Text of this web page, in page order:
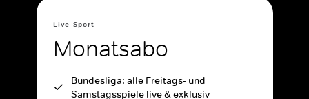
Live-Sport
Monatsabo
Bundesliga: alle Freitags- und
Samstagsspiele live & exklusiv